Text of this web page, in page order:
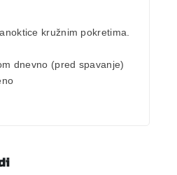
kružnim pokretima.
dnevno (pred spavanje)